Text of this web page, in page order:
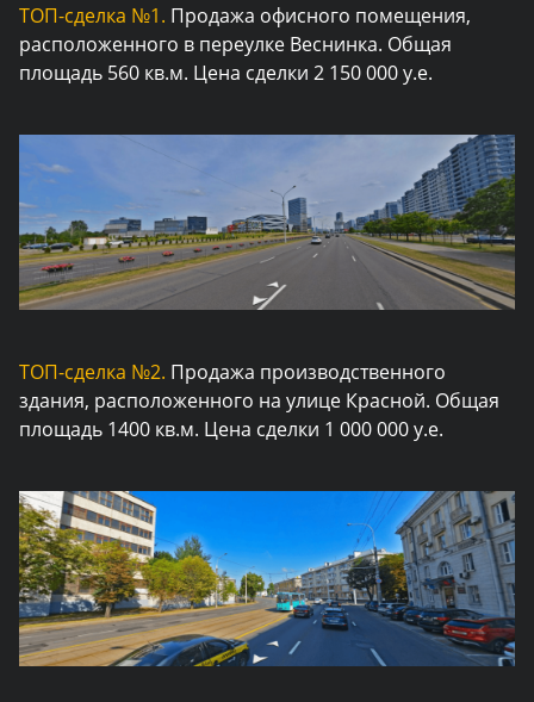
ТОП-сделка №1. Продажа офисного помещения,
расположенного в переулке Веснинка. Общая
площадь 560 кв.м. Цена сделки 2 150 000 у.е.
ТОП-сделка №2. Продажа производственного
здания, расположенного на улице Красной. Общая
площадь 1400 кв.м. Цена сделки 1 000 000 у.е.